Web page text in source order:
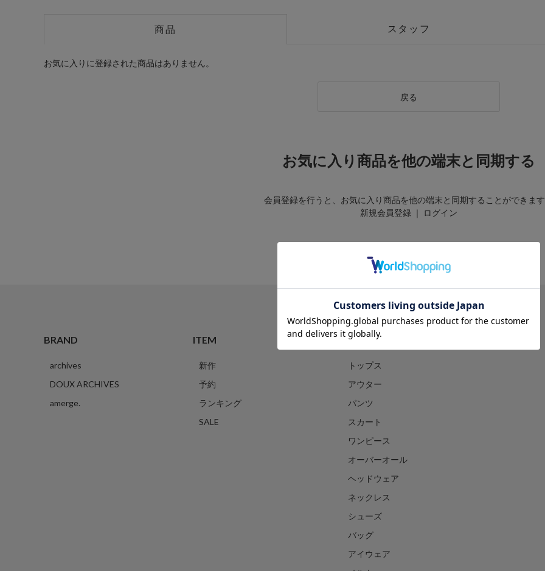
商品 スタッフ
お気に入りに登録された商品はありません。
戻る
お気に入り商品を他の端末と同期する
会員登録を行うと、お気に入り商品を他の端末と同期することができます
新規会員登録 ｜ ログイン
BRAND
archives
DOUX ARCHIVES
amerge.
ITEM
新作
予約
ランキング
SALE
CATEGORY
トップス
アウター
パンツ
スカート
ワンピース
オーバーオール
ヘッドウェア
ネックレス
シューズ
バッグ
アイウェア